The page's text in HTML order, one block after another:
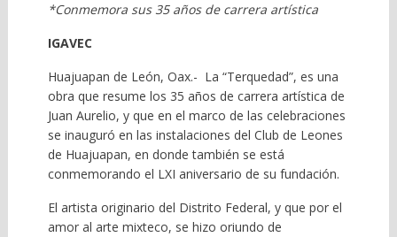
*Conmemora sus 35 años de carrera artística
IGAVEC
Huajuapan de León, Oax.- La “Terquedad”, es una
obra que resume los 35 años de carrera artística de
Juan Aurelio, y que en el marco de las celebraciones
se inauguró en las instalaciones del Club de Leones
de Huajuapan, en donde también se está
conmemorando el LXI aniversario de su fundación.
El artista originario del Distrito Federal, y que por el
amor al arte mixteco, se hizo oriundo de